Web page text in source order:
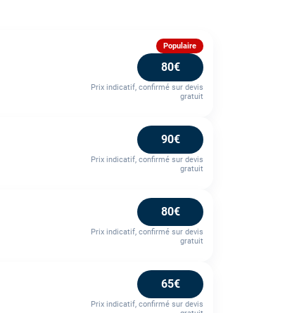
Populaire
80€
Prix indicatif, confirmé sur devis
gratuit
90€
Prix indicatif, confirmé sur devis
gratuit
80€
Prix indicatif, confirmé sur devis
gratuit
65€
Prix indicatif, confirmé sur devis